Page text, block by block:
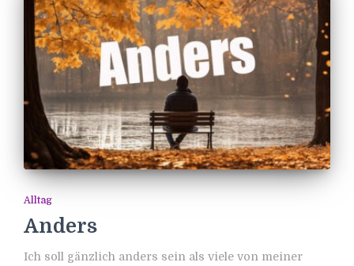
Alltag
Anders
Ich soll gänzlich anders sein als viele von meiner